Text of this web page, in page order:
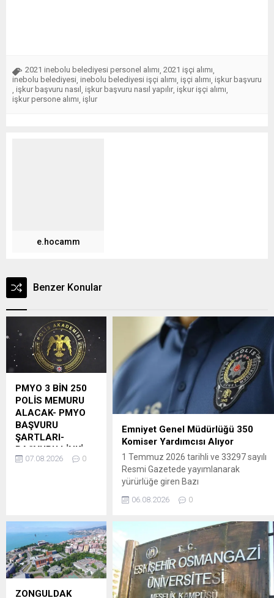
2021 inebolu belediyesi personel alımı 2021 işçi alımı
inebolu belediyesi inebolu belediyesi işçi alımı işçi alımı işkur başvuru
işkur başvuru nasıl işkur başvuru nasıl yapılır işkur işçi alımı
işkur persone alımı işlur
e.hocamm
Benzer Konular
PMYO 3 BİN 250
POLİS MEMURU
ALACAK- PMYO
BAŞVURU
ŞARTLARI-
BAŞVURU LİNKİ
Polis Akademisi
25.Dönem PMYO
eğitimi için (2.560)
erkek ve (630) kadın
ile şehit veya vazife
07.08.2026 0
Emniyet Genel Müdürlüğü 350
Komiser Yardımcısı Alıyor
1 Temmuz 2026 tarihli ve 33297 sayılı
Resmi Gazetede yayımlanarak
yürürlüğe giren Bazı
KanunlardaDeğişiklik Yapılmasına Dair
Kanun ile 4652 sayılı Polis Yüksek
Maddesineeklenen“ Fakülte için
sıralamaya esas alınacak
yükseköğretim kurumları sınavı, taban
puanı ve puan türüBakanlıkça belirlenir.
Başvuranlar arasından eğitime alınacak
aday sayısının en fazla beş katı...
06.08.2026 0
ZONGULDAK